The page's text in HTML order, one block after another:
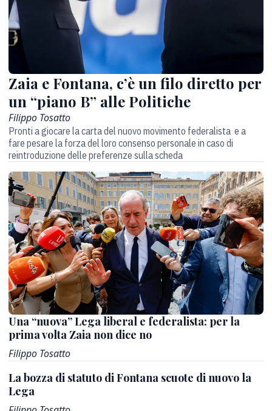
Zaia e Fontana, c’è un filo diretto per
un “piano B” alle Politiche
Filippo Tosatto
Pronti a giocare la carta del nuovo movimento federalista e a
fare pesare la forza del loro consenso personale in caso di
reintroduzione delle preferenze sulla scheda
Una “nuova” Lega liberal e federalista: per la
prima volta Zaia non dice no
Filippo Tosatto
La bozza di statuto di Fontana scuote di nuovo la
Lega